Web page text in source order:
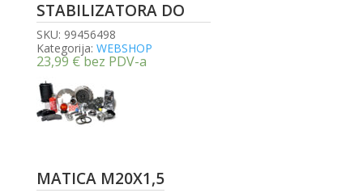
STABILIZATORA DO
SKU: 99456498
Kategorija: WEBSHOP
23,99 €bez PDV-a
MATICA M20X1,5